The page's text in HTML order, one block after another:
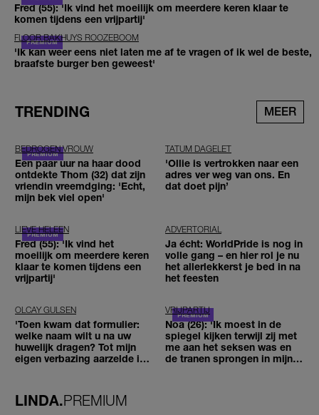
Fred (55): 'Ik vind het moeilijk om meerdere keren klaar te
komen tijdens een vrijpartij'
FLOOR BAKHUYS ROOZEBOOM
'Ik kan weer eens niet laten me af te vragen of ik wel de beste,
braafste burger ben geweest'
TRENDING MEER
BEDROGEN VROUW
Een paar uur na haar dood
ontdekte Thom (32) dat zijn
vriendin vreemdging: 'Echt,
mijn bek viel open'
TATUM DAGELET
'Ollie is vertrokken naar een
adres ver weg van ons. En
dat doet pijn’
LIEVE HELEEN
Fred (55): 'Ik vind het
moeilijk om meerdere keren
klaar te komen tijdens een
vrijpartij'
ADVERTORIAL
Ja écht: WorldPride is nog in
volle gang – en hier rol je nu
het allerlekkerst je bed in na
het feesten
OLCAY GULSEN
'Toen kwam dat formulier:
welke naam wilt u na uw
huwelijk dragen? Tot mijn
eigen verbazing aarzelde ik
VRIJPARTIJ
Noa (26): 'Ik moest in de
spiegel kijken terwijl zij met
me aan het seksen was en
de tranen sprongen in mijn
LINDA.PREMIUM